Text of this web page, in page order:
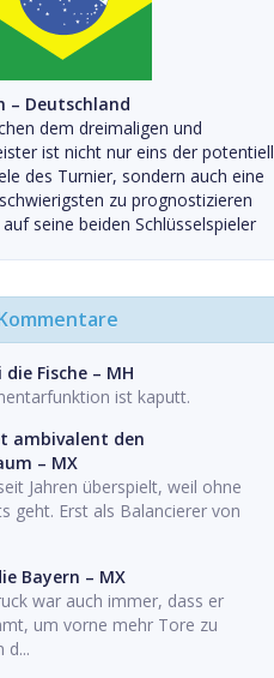
– Deutschland
dem dreimaligen und
ist nicht nur eins der potentiell
des Turnier, sondern auch eine
zu prognostizieren
seine beiden Schlüsselspieler
Fische – MH
ist kaputt.
ambivalent den
– MX
Jahren überspielt, weil ohne
geht. Erst als Balancierer von
Bayern – MX
war auch immer, dass er
um vorne mehr Tore zu
d...